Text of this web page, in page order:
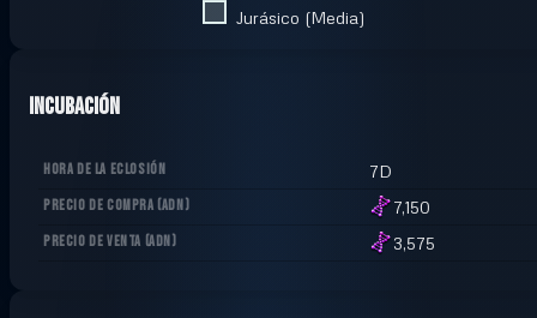
Jurásico (Media)
Incubación
HORA DE LA ECLOSIÓN 7D
PRECIO DE COMPRA (ADN) 7,150
PRECIO DE VENTA (ADN) 3,575